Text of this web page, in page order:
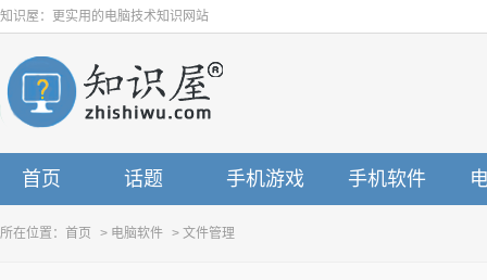
知识屋：更实用的电脑技术知识网站
首页 话题 手机游戏 手机软件
所在位置： 首页 > 电脑软件 > 文件管理